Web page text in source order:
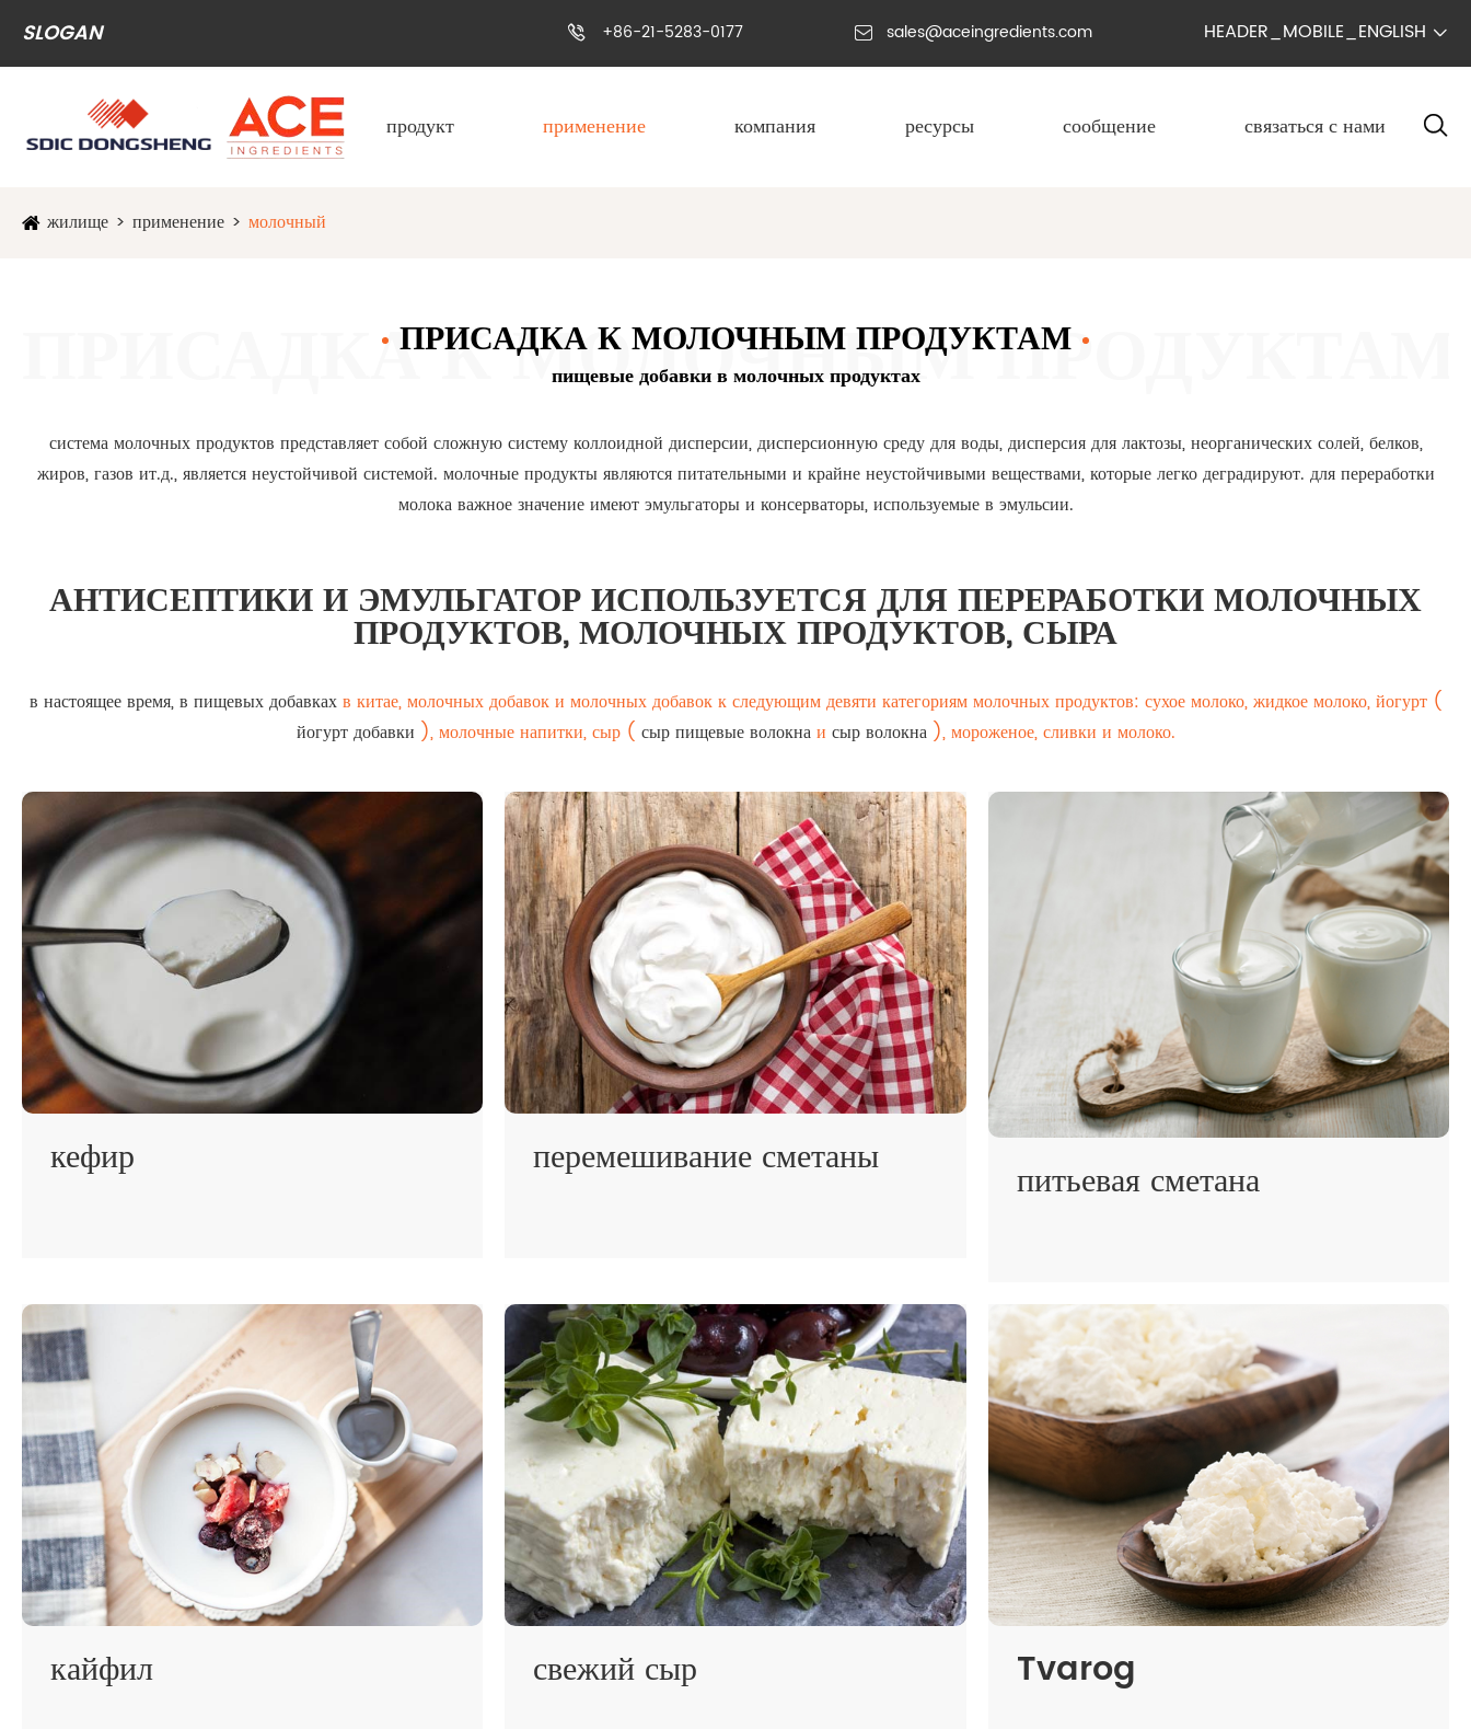
SLOGAN  +86-21-5283-0177  sales@aceingredients.com HEADER_MOBILE_ENGLISH 
продукт применение компания ресурсы сообщение связаться с нами 
жилище применение молочный
ПРИСАДКА К МОЛОЧНЫМ ПРОДУКТАМ
пищевые добавки в молочных продуктах
система молочных продуктов представляет собой сложную систему коллоидной дисперсии, дисперсионную среду для воды, дисперсия для лактозы, неорганических солей, белков,
жиров, газов ит.д., является неустойчивой системой. молочные продукты являются питательными и крайне неустойчивыми веществами, которые легко деградируют. для переработки
молока важное значение имеют эмульгаторы и консерваторы, используемые в эмульсии.
АНТИСЕПТИКИ И ЭМУЛЬГАТОР ИСПОЛЬЗУЕТСЯ ДЛЯ ПЕРЕРАБОТКИ МОЛОЧНЫХ
ПРОДУКТОВ, МОЛОЧНЫХ ПРОДУКТОВ, СЫРА
в настоящее время, в пищевых добавкахв китае, молочных добавок и молочных добавок к следующим девяти категориям молочных продуктов: сухое молоко, жидкое молоко, йогурт (
йогурт добавки ), молочные напитки, сыр ( сыр пищевые волокнаи сыр волокна ), мороженое, сливки и молоко.
кефир перемешивание сметаны питьевая сметана
кайфил свежий сыр Tvarog